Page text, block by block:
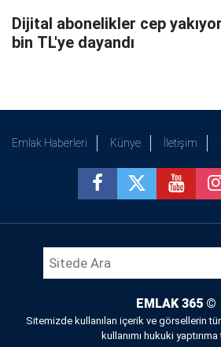
Dijital abonelikler cep
bin TL'ye dayandı
Emlak Haberleri Künye İletişim
EMLAK 365 ©
Sitemizde kullanılan içerik ve görsellerin
kullanımı hukuki